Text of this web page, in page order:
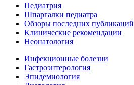
Педиатрия
Шпаргалки педиатра
Обзоры последних публикаций
Клинические рекомендации
Неонатология
Инфекционные болезни
Гастроэнтерология
Эпидемиология